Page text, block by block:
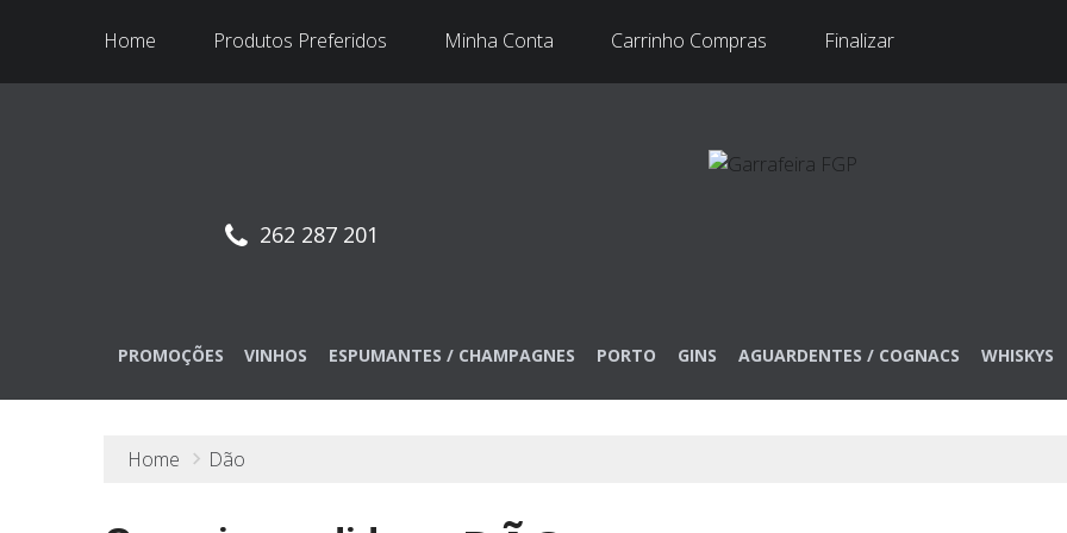
Home Produtos Preferidos Minha Conta Carrinho Compras Finalizar
262 287 201
PROMOÇÕES VINHOS ESPUMANTES / CHAMPAGNES PORTO GINS AGUARDENTES / COGNACS WHISKYS
Home Dão